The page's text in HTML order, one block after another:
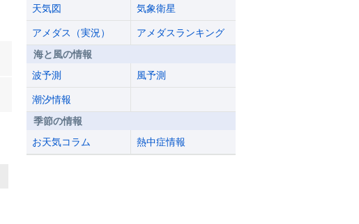
天気図
気象衛星
アメダス（実況）
アメダスランキング
海と風の情報
波予測
風予測
潮汐情報
季節の情報
お天気コラム
熱中症情報